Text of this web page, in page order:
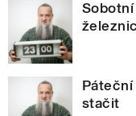
stačit